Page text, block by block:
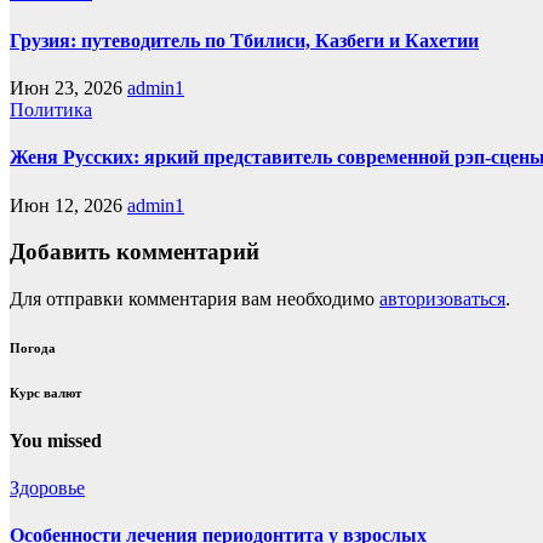
Грузия: путеводитель по Тбилиси, Казбеги и Кахетии
Июн 23, 2026 admin1
Политика
Женя Русских: яркий представитель современной рэп-
Июн 12, 2026 admin1
Добавить комментарий
Для отправки комментария вам необходимо авторизоваться.
Погода
Курс валют
You missed
Здоровье
Особенности лечения периодонтита у взрослых